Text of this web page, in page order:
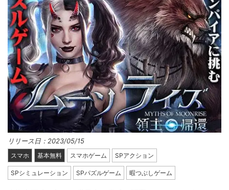
リリース日：2023/05/15
スマホ 基本無料 スマホゲーム SPアクション
SPシミュレーション SPパズルゲーム 暇つぶしゲーム